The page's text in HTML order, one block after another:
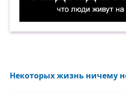
Некоторых жизнь ничему